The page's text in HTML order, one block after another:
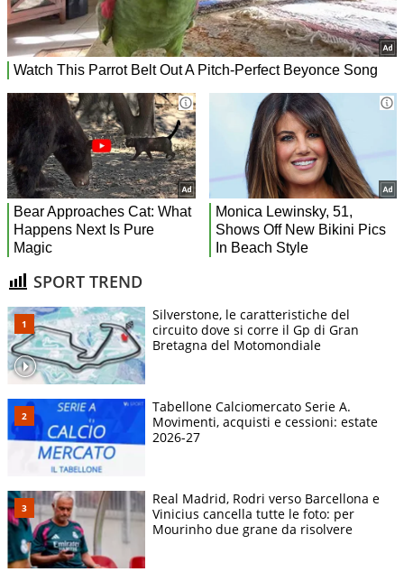
SPORT TREND
Silverstone, le caratteristiche del
circuito dove si corre il Gp di Gran
Bretagna del Motomondiale
Tabellone Calciomercato Serie A.
Movimenti, acquisti e cessioni: estate
2026-27
Real Madrid, Rodri verso Barcellona e
Vinicius cancella tutte le foto: per
Mourinho due grane da risolvere